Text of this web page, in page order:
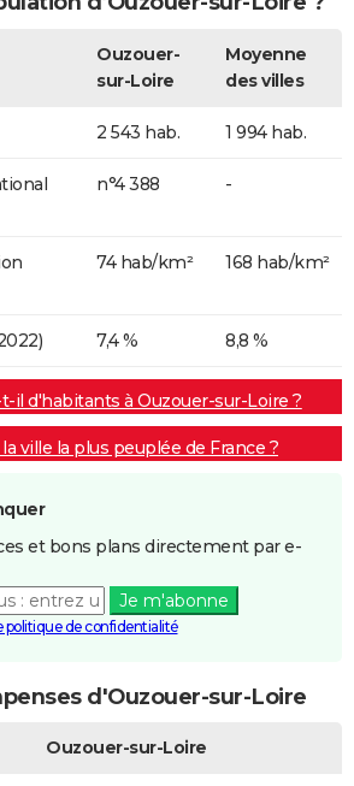
Ouzouer-
sur-Loire
Moyenne
des villes
2 543 hab. 1 994 hab.
n°4 388 -
74 hab/km² 168 hab/km²
7,4 % 8,8 %
il d'habitants à Ouzouer-sur-Loire ?
ville la plus peuplée de France ?
et bons plans directement par e-
Je m'abonne
politique de confidentialité
d'Ouzouer-sur-Loire
Ouzouer-sur-Loire